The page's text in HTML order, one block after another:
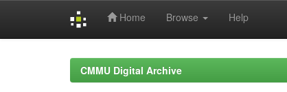
Home Browse Help
CMMU Digital Archive